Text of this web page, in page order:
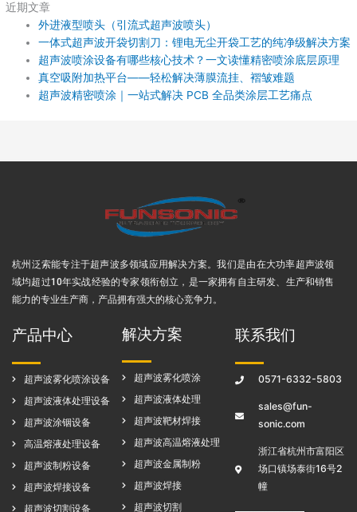
近期文章
外进液型喷头（引流式超声波喷头）
一体式超声波开袋切割刀：锂电无尘开袋工艺的纯净级解决方案
超声波喷涂设备有哪些核心技术？一文读懂精密喷涂底层原理
真空吸附加热平台——轻松解决薄膜流挂、褶皱难题
超声波精密喷涂｜一站式解决 PCB 全品类涂层工艺痛点
杭州泛索能专注于超声波多领域应用解决方案。我们是由在大功率超声波领
域均超过10年实战经验的专家领衔创立，是一家拥有自主研发、生产和销售
能力的专业生产商，产品拥有强大的核心竞争力。
产品中心
超声波雾化喷涂设备
超声波液体处理设备
超声波涂铟设备
高温熔液处理设备
超声波制粉设备
超声波焊接设备
超声波切割设备
解决方案
超声波雾化喷涂
超声波液体处理
超声波靶材焊接
超声波高温熔液处理
超声波金属制粉
超声波焊接
超声波切割
联系我们
0571-6332-5803
sales@fun-
sonic.com
浙江省杭州市富阳区
场口镇场泰街16号2
幢